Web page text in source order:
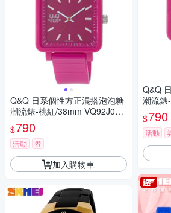
Q&Q 日系個性方正混搭泡泡糖
潮流錶-桃紅/38mm VQ92J004
$790
活動 券
加入購物車
Q&Q
潮流錶
$790
活動